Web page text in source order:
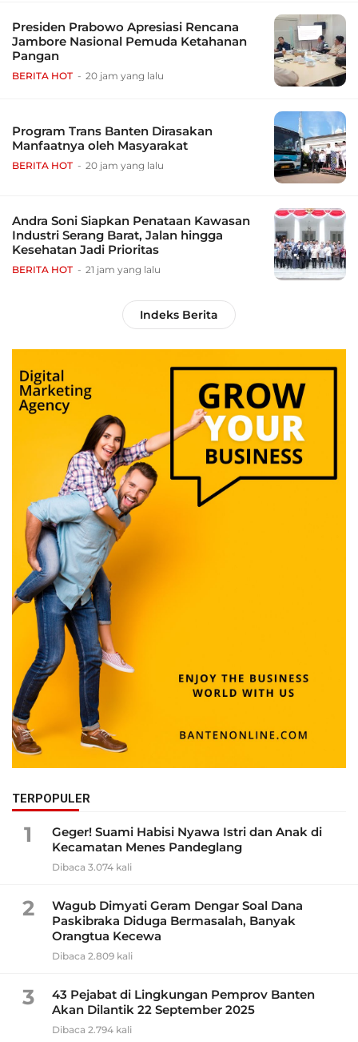
Presiden Prabowo Apresiasi Rencana
Jambore Nasional Pemuda Ketahanan
Pangan
BERITA HOT 20 jam yang lalu
Program Trans Banten Dirasakan
Manfaatnya oleh Masyarakat
BERITA HOT 20 jam yang lalu
Andra Soni Siapkan Penataan Kawasan
Industri Serang Barat, Jalan hingga
Kesehatan Jadi Prioritas
BERITA HOT 21 jam yang lalu
Indeks Berita
TERPOPULER
1
Geger! Suami Habisi Nyawa Istri dan Anak di
Kecamatan Menes Pandeglang
Dibaca 3.074 kali
2
Wagub Dimyati Geram Dengar Soal Dana
Paskibraka Diduga Bermasalah, Banyak
Orangtua Kecewa
Dibaca 2.809 kali
3
43 Pejabat di Lingkungan Pemprov Banten
Akan Dilantik 22 September 2025
Dibaca 2.794 kali